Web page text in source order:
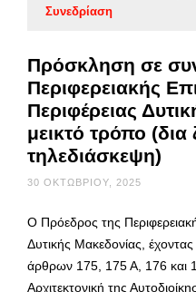
Συνεδρίαση
Πρόσκληση σε
Περιφερειακής
Περιφέρειας
μεικτό τρόπο
τηλεδιάσκεψη)
30 ΟΚΤΩΒΡΊΟΥ, 2025
Ο Πρόεδρος της
Δυτικής Μακεδονίας,
άρθρων 175, 175 Α, 176 και
Αρχιτεκτονική της